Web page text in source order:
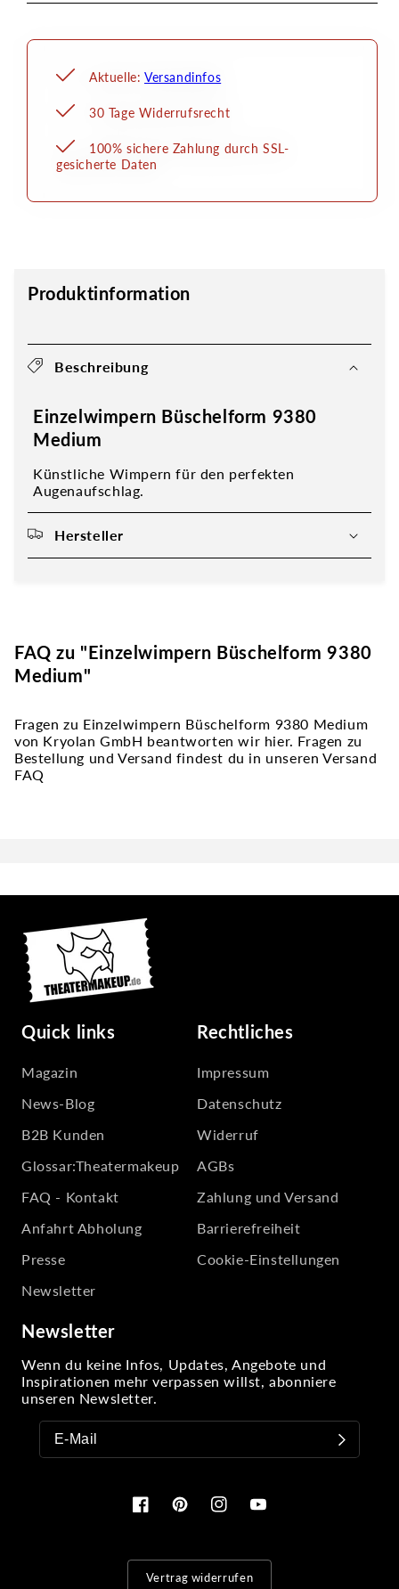
Aktuelle: Versandinfos
30 Tage Widerrufsrecht
100% sichere Zahlung durch SSL-
gesicherte Daten
Produktinformation
Beschreibung
Einzelwimpern Büschelform 9380
Medium
Künstliche Wimpern für den perfekten
Augenaufschlag.
Hersteller
FAQ zu "Einzelwimpern Büschelform 9380
Medium"
Fragen zu Einzelwimpern Büschelform 9380 Medium
von Kryolan GmbH beantworten wir hier. Fragen zu
Bestellung und Versand findest du in unseren Versand
FAQ
Quick links
Magazin
News-Blog
B2B Kunden
Glossar:Theatermakeup
FAQ - Kontakt
Anfahrt Abholung
Presse
Newsletter
Rechtliches
Impressum
Datenschutz
Widerruf
AGBs
Zahlung und Versand
Barrierefreiheit
Cookie-Einstellungen
Newsletter
Wenn du keine Infos, Updates, Angebote und
Inspirationen mehr verpassen willst, abonniere
unseren Newsletter.
FacebookPinterestInstagramYouTube
Vertrag widerrufen